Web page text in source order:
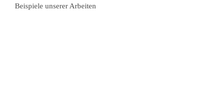
Beispiele unserer Arbeiten